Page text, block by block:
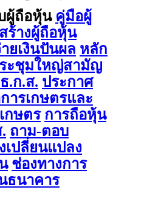
ผู้ถือหุ้น คู่มือผู้
ร้างผู้ถือหุ้น
ยเงินปันผล หลัก
ะชุมใหญ่สามัญ
.ก.ส. ประกาศ
ารเกษตรและ
กษตร การถือหุ้น
ถาม-ตอบ
เปลี่ยนแปลง
ช่องทางการ
ธนาคาร